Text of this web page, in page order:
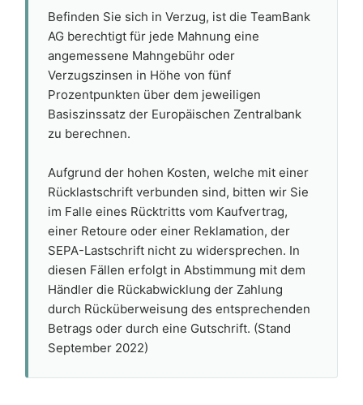
Befinden Sie sich in Verzug, ist die TeamBank
AG berechtigt für jede Mahnung eine
angemessene Mahngebühr oder
Verzugszinsen in Höhe von fünf
Prozentpunkten über dem jeweiligen
Basiszinssatz der Europäischen Zentralbank
zu berechnen.
Aufgrund der hohen Kosten, welche mit einer
Rücklastschrift verbunden sind, bitten wir Sie
im Falle eines Rücktritts vom Kaufvertrag,
einer Retoure oder einer Reklamation, der
SEPA-Lastschrift nicht zu widersprechen. In
diesen Fällen erfolgt in Abstimmung mit dem
Händler die Rückabwicklung der Zahlung
durch Rücküberweisung des entsprechenden
Betrags oder durch eine Gutschrift. (Stand
September 2022)